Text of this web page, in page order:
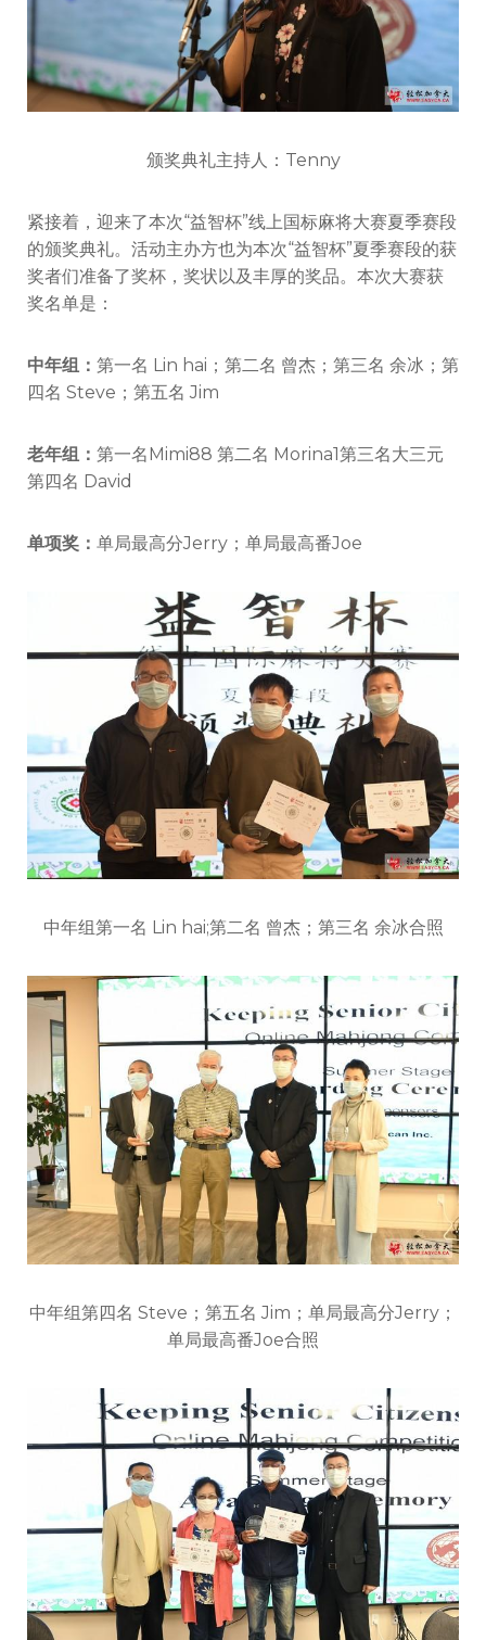
颁奖典礼主持人：Tenny
紧接着，迎来了本次“益智杯”线上国标麻将大赛夏季赛段
的颁奖典礼。活动主办方也为本次“益智杯”夏季赛段的获
奖者们准备了奖杯，奖状以及丰厚的奖品。本次大赛获
奖名单是：
中年组： 第一名 Lin hai；第二名 曾杰；第三名 余冰；第
四名 Steve；第五名 Jim
老年组： 第一名Mimi88 第二名 Morina1第三名大三元
第四名 David
单项奖： 单局最高分Jerry；单局最高番Joe
中年组第一名 Lin hai;第二名 曾杰；第三名 余冰合照
中年组第四名 Steve；第五名 Jim；单局最高分Jerry；
单局最高番Joe合照